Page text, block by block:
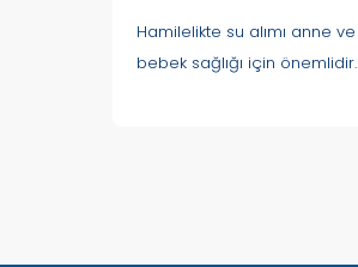
Hamilelikte su alımı anne ve
bebek sağlığı için önemlidir.